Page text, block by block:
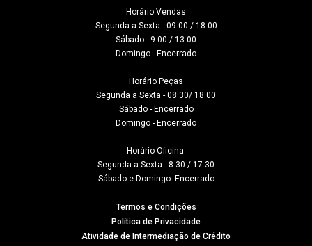
Horário Vendas
Segunda a Sexta - 09:00 / 18:00
Sábado - 9:00 / 13:00
Domingo - Encerrado
Horário Peças
Segunda a Sexta - 08:30/ 18:00
Sábado - Encerrado
Domingo - Encerrado
Horário Oficina
Segunda a Sexta - 8:30 / 17:30
Sábado e Domingo- Encerrado
Termos e Condições
Política de Privacidade
Atividade de Intermediação de Crédito